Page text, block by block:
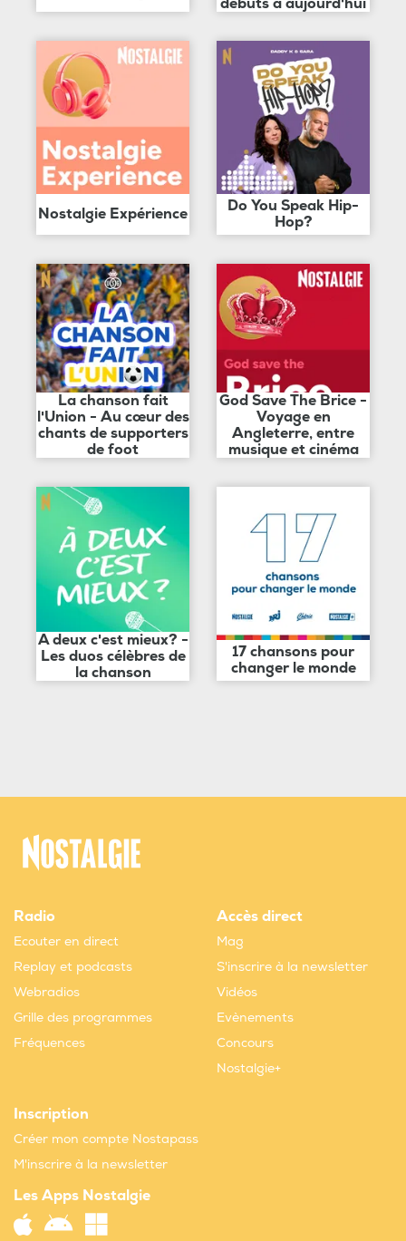
Nostalgie Expérience
Do You Speak Hip-
Hop?
La chanson fait
l'Union - Au cœur des
chants de supporters
de foot
God Save The Brice -
Voyage en
Angleterre, entre
musique et cinéma
A deux c'est mieux? -
Les duos célèbres de
la chanson
17 chansons pour
changer le monde
Radio
Ecouter en direct
Replay et podcasts
Webradios
Grille des programmes
Fréquences
Accès direct
Mag
S'inscrire à la newsletter
Vidéos
Evènements
Concours
Nostalgie+
Inscription
Créer mon compte Nostapass
M'inscrire à la newsletter
Les Apps Nostalgie